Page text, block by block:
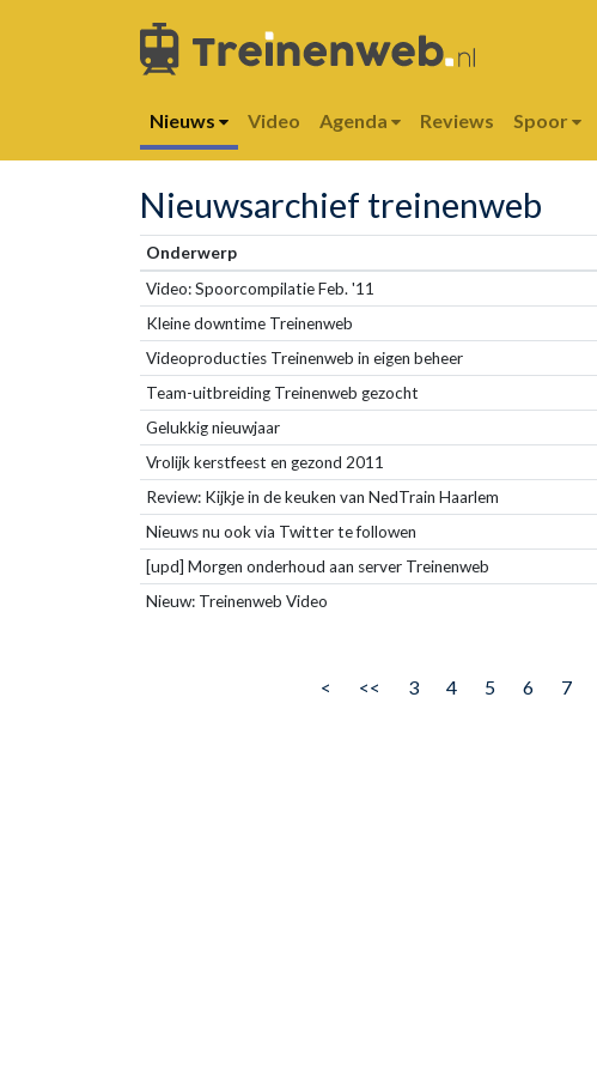
Nieuws Video Agenda Reviews Spoor
Nieuwsarchief treinenweb
Onderwerp
Video: Spoorcompilatie Feb. '11
Kleine downtime Treinenweb
Videoproducties Treinenweb in eigen beheer
Team-uitbreiding Treinenweb gezocht
Gelukkig nieuwjaar
Vrolijk kerstfeest en gezond 2011
Review: Kijkje in de keuken van NedTrain Haarlem
Nieuws nu ook via Twitter te followen
[upd] Morgen onderhoud aan server Treinenweb
Nieuw: Treinenweb Video
< << 3 4 5 6 7